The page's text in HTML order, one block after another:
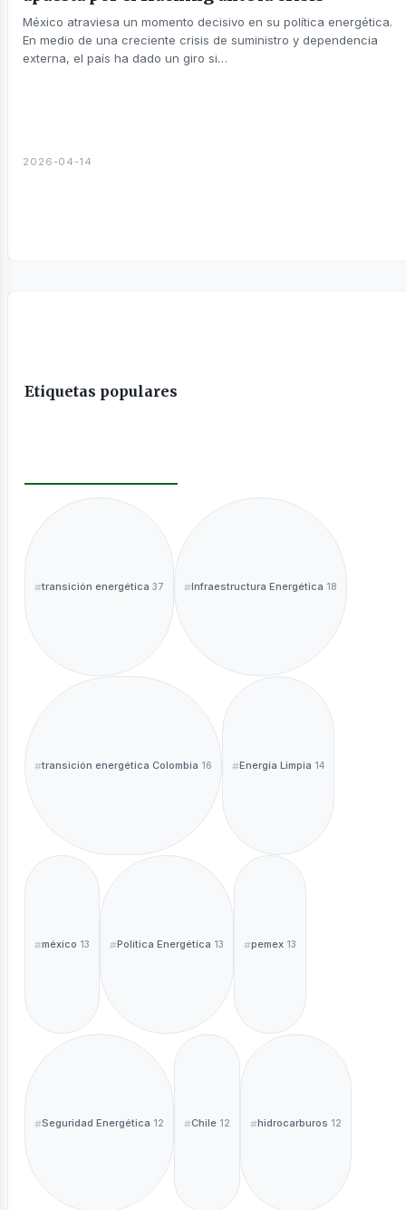
México atraviesa un momento decisivo en su política energética.
En medio de una creciente crisis de suministro y dependencia
externa, el país ha dado un giro si…
2026-04-14
Etiquetas populares
transición energética 37 Infraestructura Energética 18
transición energética Colombia 16 Energía Limpia 14
méxico 13 Política Energética 13 pemex 13
Seguridad Energética 12 Chile 12 hidrocarburos 12